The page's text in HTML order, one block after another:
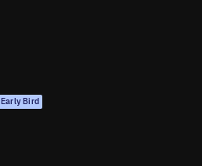
Early Bird